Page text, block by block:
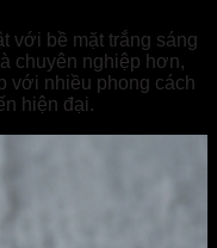
với bề mặt trắng sáng
chuyên nghiệp hơn,
với nhiều phong cách
hiện đại.